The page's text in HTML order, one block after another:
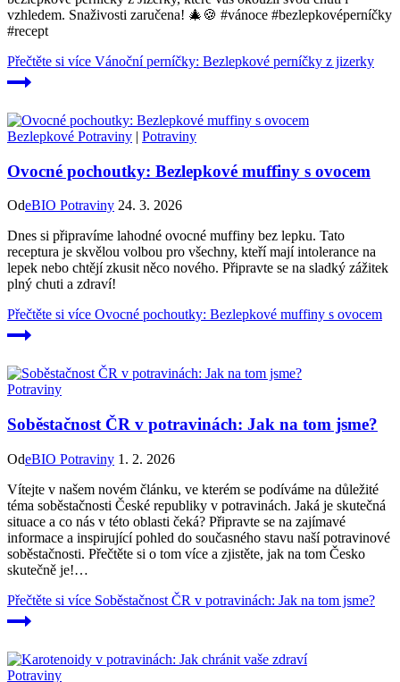
vzhledem. Snaživosti zaručena! 🎄🍪 #vánoce #bezlepkovéperníčky
#recept
Přečtěte si více Vánoční perníčky: Bezlepkové perníčky z jizerky
Bezlepkové Potraviny | Potraviny
Ovocné pochoutky: Bezlepkové muffiny s ovocem
OdeBIO Potraviny 24. 3. 2026
Dnes si připravíme lahodné ovocné muffiny bez lepku. Tato
receptura je skvělou volbou pro všechny, kteří mají intolerance na
lepek nebo chtějí zkusit něco nového. Připravte se na sladký zážitek
plný chuti a zdraví!
Přečtěte si více Ovocné pochoutky: Bezlepkové muffiny s ovocem
Potraviny
Soběstačnost ČR v potravinách: Jak na tom jsme?
OdeBIO Potraviny 1. 2. 2026
Vítejte v našem novém článku, ve kterém se podíváme na důležité
téma soběstačnosti České republiky v potravinách. Jaká je skutečná
situace a co nás v této oblasti čeká? Připravte se na zajímavé
informace a inspirující pohled do současného stavu naší potravinové
soběstačnosti. Přečtěte si o tom více a zjistěte, jak na tom Česko
skutečně je!…
Přečtěte si více Soběstačnost ČR v potravinách: Jak na tom jsme?
Potraviny